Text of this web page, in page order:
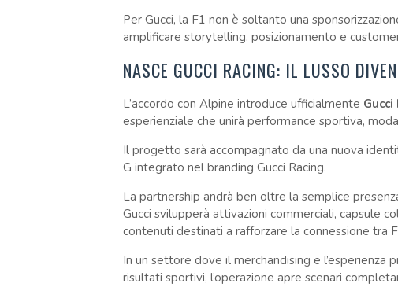
Per Gucci, la F1 non è soltanto una
amplificare storytelling, posizionamento e
NASCE GUCCI RACING: IL LUSSO
L’accordo con Alpine introduce ufficialmente Gucci
esperienziale che unirà performance sportiva,
Il progetto sarà accompagnato da una nuova
G integrato nel branding Gucci Racing.
La partnership andrà ben oltre la semplice
Gucci svilupperà attivazioni commerciali, capsule
contenuti destinati a rafforzare la connessione tra
In un settore dove il merchandising e
risultati sportivi, l’operazione apre scenari